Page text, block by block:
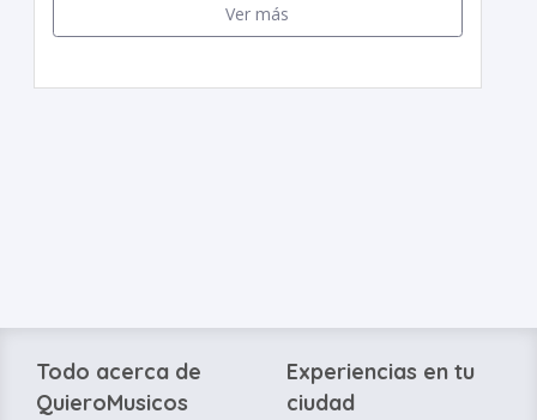
Ver más
Todo acerca de
QuieroMusicos
Experiencias en tu
ciudad